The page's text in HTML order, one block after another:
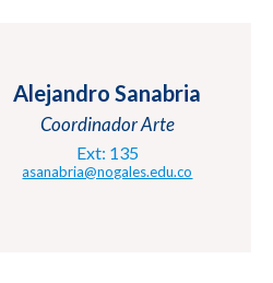
Alejandro Sanabria
Coordinador Arte
Ext: 135
asanabria@nogales.edu.co